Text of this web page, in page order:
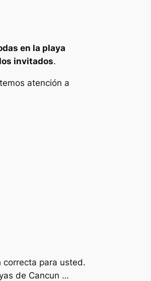
en la playa
invitados.
atención a
para usted.
de Cancun …